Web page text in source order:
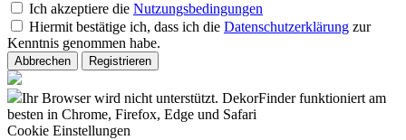
Ich akzeptiere die Nutzungsbedingungen
Hiermit bestätige ich, dass ich die Datenschutzerklärung zur
Kenntnis genommen habe.
Abbrechen Registrieren
Ihr Browser wird nicht unterstützt. DekorFinder funktioniert am
besten in Chrome, Firefox, Edge und Safari
Cookie Einstellungen